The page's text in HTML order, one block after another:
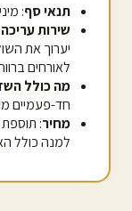
תנאי סף: מינימום
שירות
יערוך את
לאורחים
מה כולל
חד-פעמיים
מחיר
למנה כולל